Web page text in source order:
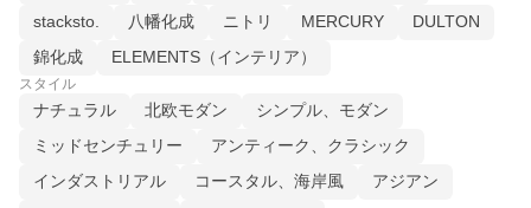
stacksto.
八幡化成 ニトリ MERCURY
DULTON
錦化成
ELEMENTS（インテリア）
スタイル
ナチュラル 北欧モダン
シンプル、モダン
ミッドセンチュリー
アンティーク、クラシック
インダストリアル
コースタル、海岸風
アジアン